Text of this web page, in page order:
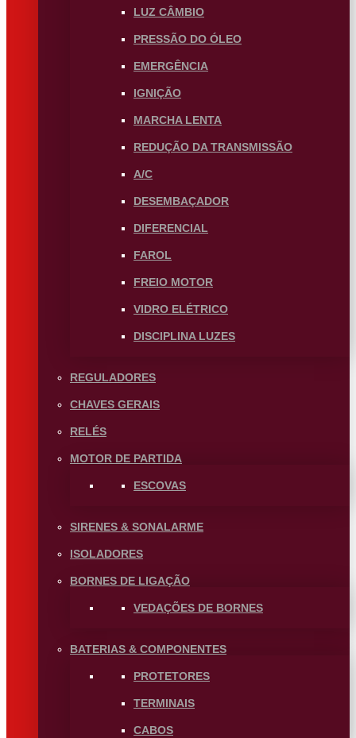
LUZ CÂMBIO
PRESSÃO DO ÓLEO
EMERGÊNCIA
IGNIÇÃO
MARCHA LENTA
REDUÇÃO DA TRANSMISSÃO
A/C
DESEMBAÇADOR
DIFERENCIAL
FAROL
FREIO MOTOR
VIDRO ELÉTRICO
DISCIPLINA LUZES
REGULADORES
CHAVES GERAIS
RELÉS
MOTOR DE PARTIDA
ESCOVAS
SIRENES & SONALARME
ISOLADORES
BORNES DE LIGAÇÃO
VEDAÇÕES DE BORNES
BATERIAS & COMPONENTES
PROTETORES
TERMINAIS
CABOS